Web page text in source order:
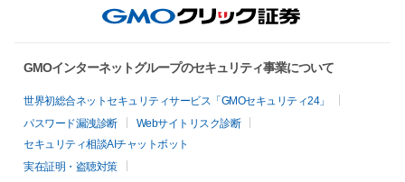
GMOインターネットグループのセキュリティ事業について
世界初総合ネットセキュリティサービス「GMOセキュリティ24」
パスワード漏洩診断
Webサイトリスク診断
セキュリティ相談AIチャットボット
実在証明・盗聴対策